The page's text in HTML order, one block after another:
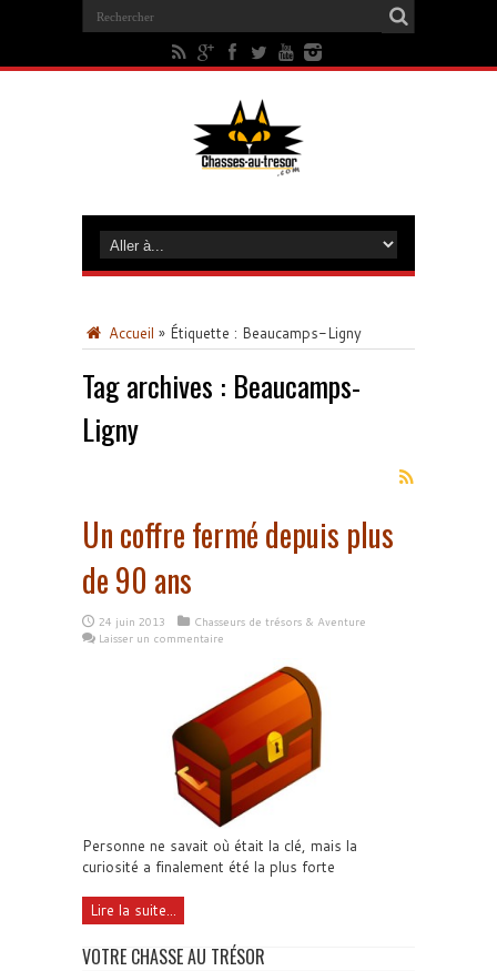
Accueil » Étiquette : Beaucamps-Ligny
Tag archives : Beaucamps-
Ligny
Un coffre fermé depuis plus
de 90 ans
24 juin 2013
Chasseurs de trésors & Aventure
Laisser un commentaire
Personne ne savait où était la clé, mais la
curiosité a finalement été la plus forte
Lire la suite...
VOTRE CHASSE AU TRÉSOR